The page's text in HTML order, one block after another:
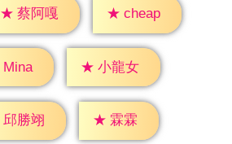
★ 蔡阿嘎 ★ cheap
Mina ★ 小龍女
邱勝翊 ★ 霖霖